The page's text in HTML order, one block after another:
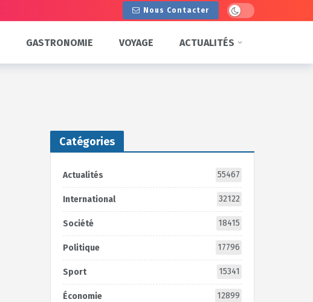
Nous Contacter Dark mode
GASTRONOMIE VOYAGE ACTUALITÉS
Catégories
Actualités 55467
International 32122
Société 18415
Politique 17796
Sport 15341
Économie 12899